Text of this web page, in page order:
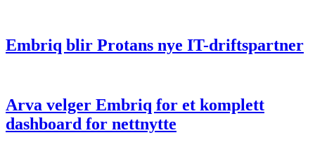
Embriq blir Protans nye IT-driftspartner
Arva velger Embriq for et komplett
dashboard for nettnytte